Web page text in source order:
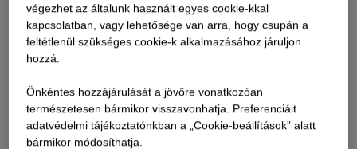
végezhet az általunk használt egyes cookie-kkal
kapcsolatban, vagy lehetősége van arra, hogy csupán a
feltétlenül szükséges cookie-k alkalmazásához járuljon
hozzá.
Önkéntes hozzájárulását a jövőre vonatkozóan
természetesen bármikor visszavonhatja. Preferenciáit
adatvédelmi tájékoztatónkban a „Cookie-beállítások” alatt
bármikor módosíthatja.